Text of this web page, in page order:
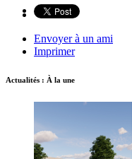
Envoyer à un ami
Imprimer
Actualités : À la une